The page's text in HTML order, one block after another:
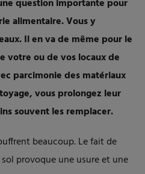
question importante pour
alimentaire. Vous y
Il en va de même pour le
votre ou de vos locaux de
parcimonie des matériaux
vous prolongez leur
souvent les remplacer.
beaucoup. Le fait de
provoque une usure et une